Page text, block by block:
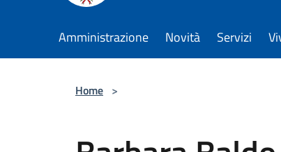
Amministrazione Novità Servizi
Home >